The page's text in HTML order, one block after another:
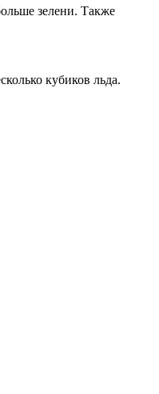
зелени. Также
кубиков льда.